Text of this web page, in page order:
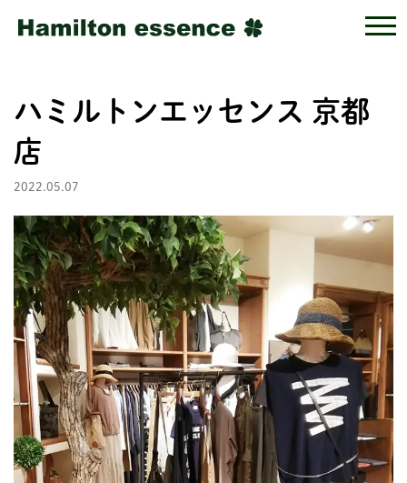
ハミルトンエッセンス 京都
店
2022.05.07